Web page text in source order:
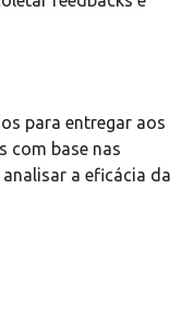
para entregar aos
com base nas
a eficácia da